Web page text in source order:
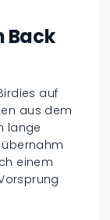
Back
auf
aus dem
lange
einem